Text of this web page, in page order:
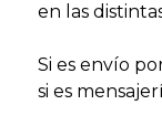
en las
Si es envío
si es